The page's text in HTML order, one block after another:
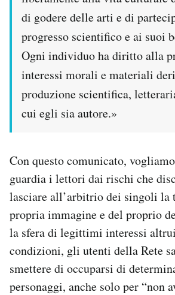
di godere delle arti e di
progresso scientifico e ai suoi
Ogni individuo ha diritto alla
interessi morali e materiali
produzione scientifica,
cui egli sia autore.»
Con questo comunicato,
guardia i lettori dai rischi che
lasciare all’arbitrio dei singoli la
propria immagine e del proprio
la sfera di legittimi interessi
condizioni, gli utenti della Rete
smettere di occuparsi di
personaggi, anche solo per “non